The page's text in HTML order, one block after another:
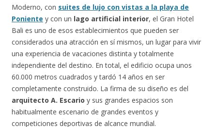
Moderno, con suites de lujo con vistas a la playa de
Poniente y con un lago artificial interior, el Gran Hotel
Bali es uno de esos establecimientos que pueden ser
considerados una atracción en sí mismos, un lugar para vivir
una experiencia de vacaciones distinta y totalmente
independiente del destino. En total, el edificio ocupa unos
60.000 metros cuadrados y tardó 14 años en ser
completamente construido. La firma de su diseño es del
arquitecto A. Escario y sus grandes espacios son
habitualmente escenario de grandes eventos y
competiciones deportivas de alcance mundial.